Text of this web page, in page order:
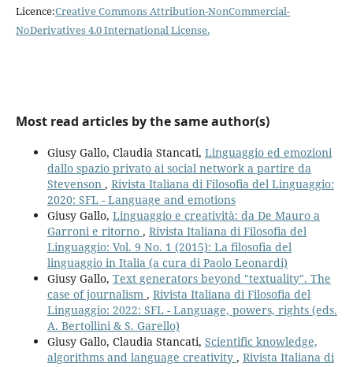
Licence:Creative Commons Attribution-NonCommercial-
NoDerivatives 4.0 International License.
Most read articles by the same author(s)
Giusy Gallo, Claudia Stancati, Linguaggio ed emozioni
dallo spazio privato ai social network a partire da
Stevenson , Rivista Italiana di Filosofia del Linguaggio:
2020: SFL - Language and emotions
Giusy Gallo, Linguaggio e creatività: da De Mauro a
Garroni e ritorno , Rivista Italiana di Filosofia del
Linguaggio: Vol. 9 No. 1 (2015): La filosofia del
linguaggio in Italia (a cura di Paolo Leonardi)
Giusy Gallo, Text generators beyond "textuality". The
case of journalism , Rivista Italiana di Filosofia del
Linguaggio: 2022: SFL - Language, powers, rights (eds.
A. Bertollini & S. Garello)
Giusy Gallo, Claudia Stancati, Scientific knowledge,
algorithms and language creativity , Rivista Italiana di